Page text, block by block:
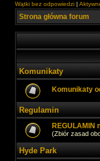
Wątki bez odpowiedzi |
Strona główna forum
Komunikaty
Komunikaty
Regulamin
REGULAMIN
(Zbiór zasad
Hyde Park